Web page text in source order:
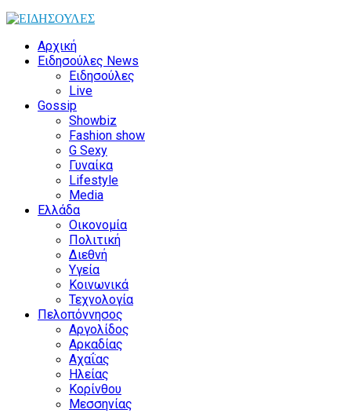
Αρχική
Ειδησούλες News
Ειδησούλες
Live
Gossip
Showbiz
Fashion show
G Sexy
Γυναίκα
Lifestyle
Media
Ελλάδα
Οικονομία
Πολιτική
Διεθνή
Υγεία
Κοινωνικά
Τεχνολογία
Πελοπόννησος
Αργολίδος
Αρκαδίας
Αχαΐας
Ηλείας
Κορίνθου
Μεσσηνίας